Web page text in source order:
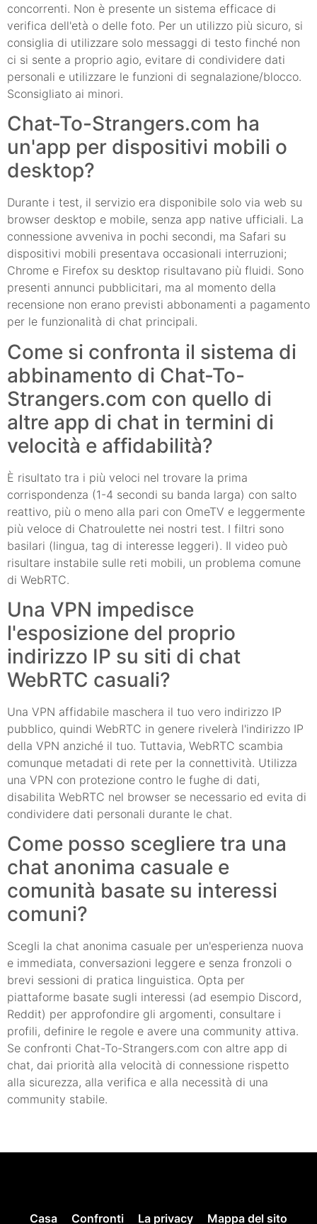
concorrenti. Non è presente un sistema efficace di
verifica dell'età o delle foto. Per un utilizzo più sicuro, si
consiglia di utilizzare solo messaggi di testo finché non
ci si sente a proprio agio, evitare di condividere dati
personali e utilizzare le funzioni di segnalazione/blocco.
Sconsigliato ai minori.
Chat-To-Strangers.com ha
un'app per dispositivi mobili o
desktop?
Durante i test, il servizio era disponibile solo via web su
browser desktop e mobile, senza app native ufficiali. La
connessione avveniva in pochi secondi, ma Safari su
dispositivi mobili presentava occasionali interruzioni;
Chrome e Firefox su desktop risultavano più fluidi. Sono
presenti annunci pubblicitari, ma al momento della
recensione non erano previsti abbonamenti a pagamento
per le funzionalità di chat principali.
Come si confronta il sistema di
abbinamento di Chat-To-
Strangers.com con quello di
altre app di chat in termini di
velocità e affidabilità?
È risultato tra i più veloci nel trovare la prima
corrispondenza (1-4 secondi su banda larga) con salto
reattivo, più o meno alla pari con OmeTV e leggermente
più veloce di Chatroulette nei nostri test. I filtri sono
basilari (lingua, tag di interesse leggeri). Il video può
risultare instabile sulle reti mobili, un problema comune
di WebRTC.
Una VPN impedisce
l'esposizione del proprio
indirizzo IP su siti di chat
WebRTC casuali?
Una VPN affidabile maschera il tuo vero indirizzo IP
pubblico, quindi WebRTC in genere rivelerà l'indirizzo IP
della VPN anziché il tuo. Tuttavia, WebRTC scambia
comunque metadati di rete per la connettività. Utilizza
una VPN con protezione contro le fughe di dati,
disabilita WebRTC nel browser se necessario ed evita di
condividere dati personali durante le chat.
Come posso scegliere tra una
chat anonima casuale e
comunità basate su interessi
comuni?
Scegli la chat anonima casuale per un'esperienza nuova
e immediata, conversazioni leggere e senza fronzoli o
brevi sessioni di pratica linguistica. Opta per
piattaforme basate sugli interessi (ad esempio Discord,
Reddit) per approfondire gli argomenti, consultare i
profili, definire le regole e avere una community attiva.
Se confronti Chat-To-Strangers.com con altre app di
chat, dai priorità alla velocità di connessione rispetto
alla sicurezza, alla verifica e alla necessità di una
community stabile.
Casa Confronti La privacy Mappa del sito